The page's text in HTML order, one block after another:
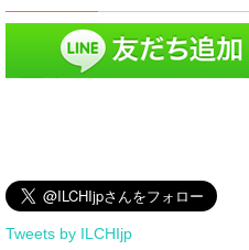
Tweets by ILCHIjp